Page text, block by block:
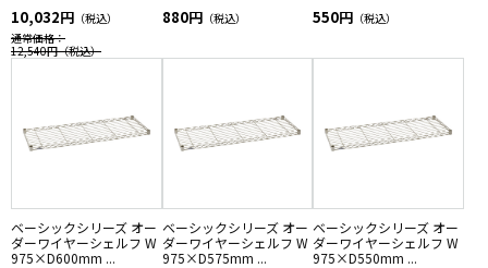
10,032円 （税込）
通常価格：
12,540円（税込）
880円 （税込） 550円 （税込）
ベーシックシリーズ オー
ダーワイヤーシェルフ W
975×D600mm ...
ベーシックシリーズ オー
ダーワイヤーシェルフ W
975×D575mm ...
ベーシックシリーズ オー
ダーワイヤーシェルフ W
975×D550mm ...